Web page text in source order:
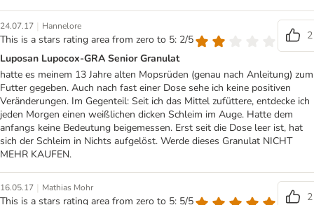
24.07.17 | Hannelore
This is a stars rating area from zero to 5: 2/5
2
Luposan Lupocox-GRA Senior Granulat
hatte es meinem 13 Jahre alten Mopsrüden (genau nach Anleitung) zum
Futter gegeben. Auch nach fast einer Dose sehe ich keine positiven
Veränderungen. Im Gegenteil: Seit ich das Mittel zufüttere, entdecke ich
jeden Morgen einen weißlichen dicken Schleim im Auge. Hatte dem
anfangs keine Bedeutung beigemessen. Erst seit die Dose leer ist, hat
sich der Schleim in Nichts aufgelöst. Werde dieses Granulat NICHT
MEHR KAUFEN.
16.05.17 | Mathias Mohr
This is a stars rating area from zero to 5: 5/5 2